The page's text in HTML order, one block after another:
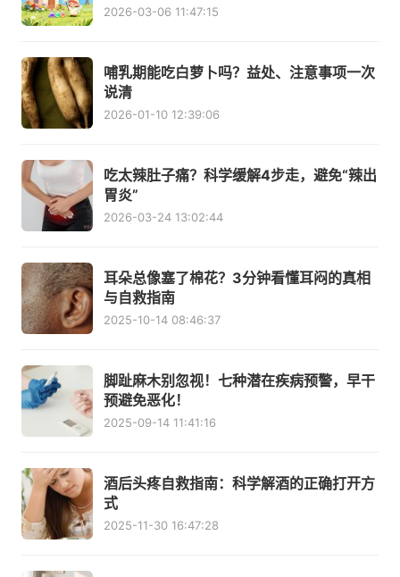
2026-03-06 11:47:15
哺乳期能吃白萝卜吗？益处、注意事项一次
说清
2026-01-10 12:39:06
吃太辣肚子痛？科学缓解4步走，避免“辣出
胃炎”
2026-03-24 13:02:44
耳朵总像塞了棉花？3分钟看懂耳闷的真相
与自救指南
2025-10-14 08:46:37
脚趾麻木别忽视！七种潜在疾病预警，早干
预避免恶化！
2025-09-14 11:41:16
酒后头疼自救指南：科学解酒的正确打开方
式
2025-11-30 16:47:28